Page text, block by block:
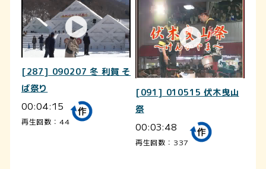
[287] 090207 冬 利賀 そ
ば祭り
00:04:15
再生回数：44
[091] 010515 伏木曳山
祭
00:03:48
再生回数：337